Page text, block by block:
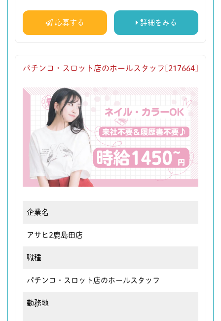
応募する 詳細をみる
パチンコ・スロット店のホールスタッフ[217664]
企業名
アサヒ2鹿島田店
職種
パチンコ・スロット店のホールスタッフ
勤務地